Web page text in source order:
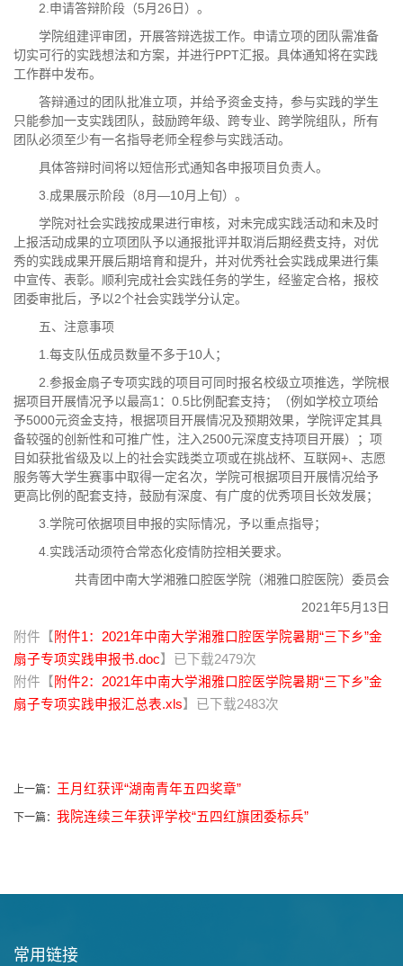
2.申请答辩阶段（5月26日）。
学院组建评审团，开展答辩选拔工作。申请立项的团队需准备
切实可行的实践想法和方案，并进行PPT汇报。具体通知将在实践
工作群中发布。
答辩通过的团队批准立项，并给予资金支持，参与实践的学生
只能参加一支实践团队，鼓励跨年级、跨专业、跨学院组队，所有
团队必须至少有一名指导老师全程参与实践活动。
具体答辩时间将以短信形式通知各申报项目负责人。
3.成果展示阶段（8月—10月上旬）。
学院对社会实践按成果进行审核，对未完成实践活动和未及时
上报活动成果的立项团队予以通报批评并取消后期经费支持，对优
秀的实践成果开展后期培育和提升，并对优秀社会实践成果进行集
中宣传、表彰。顺利完成社会实践任务的学生，经鉴定合格，报校
团委审批后，予以2个社会实践学分认定。
五、注意事项
1.每支队伍成员数量不多于10人；
2.参报金扇子专项实践的项目可同时报名校级立项推选，学院根
据项目开展情况予以最高1：0.5比例配套支持；（例如学校立项给
予5000元资金支持，根据项目开展情况及预期效果，学院评定其具
备较强的创新性和可推广性，注入2500元深度支持项目开展）；项
目如获批省级及以上的社会实践类立项或在挑战杯、互联网+、志愿
服务等大学生赛事中取得一定名次，学院可根据项目开展情况给予
更高比例的配套支持，鼓励有深度、有广度的优秀项目长效发展；
3.学院可依据项目申报的实际情况，予以重点指导；
4.实践活动须符合常态化疫情防控相关要求。
共青团中南大学湘雅口腔医学院（湘雅口腔医院）委员会
2021年5月13日
附件【 附件1：2021年中南大学湘雅口腔医学院暑期“三下乡”金
扇子专项实践申报书.doc】已下载2479次
附件【 附件2：2021年中南大学湘雅口腔医学院暑期“三下乡”金
扇子专项实践申报汇总表.xls】已下载2483次
上一篇： 王月红获评“湖南青年五四奖章”
下一篇： 我院连续三年获评学校“五四红旗团委标兵”
常用链接